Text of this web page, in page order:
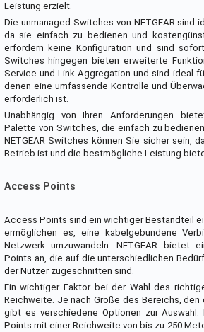
Leistung erzielt.
Die unmanaged Switches von NETGEAR sind
da sie einfach zu bedienen und
erfordern keine Konfiguration und sind
Switches hingegen bieten erweiterte
Service und Link Aggregation und sind ideal
denen eine umfassende Kontrolle und
erforderlich ist.
Unabhängig von Ihren Anforderungen
Palette von Switches, die einfach zu
NETGEAR Switches können Sie sicher sein,
Betrieb ist und die bestmögliche Leistung
Access Points
Access Points sind ein wichtiger Bestandteil
ermöglichen es, eine kabelgebundene
Netzwerk umzuwandeln. NETGEAR bietet
Points an, die auf die unterschiedlichen
der Nutzer zugeschnitten sind.
Ein wichtiger Faktor bei der Wahl des
Reichweite. Je nach Größe des Bereichs, den
gibt es verschiedene Optionen zur Auswahl.
Points mit einer Reichweite von bis zu 250